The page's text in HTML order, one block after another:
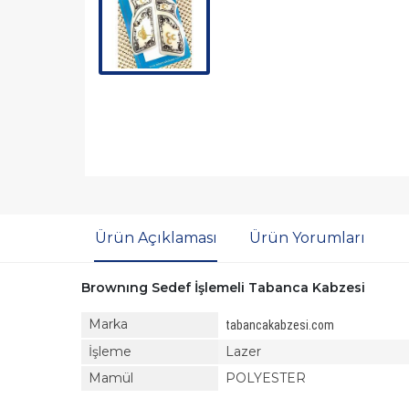
Ürün Açıklaması Ürün Yorumları
Brownıng Sedef İşlemeli Tabanca Kabzesi
Marka tabancakabzesi.com
İşleme
Lazer
Mamül
POLYESTER